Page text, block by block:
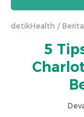
detikHealth
5